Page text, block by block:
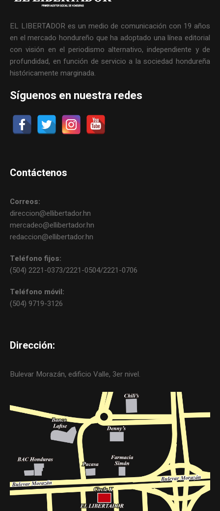
EL LIBERTADOR es un medio de comunicación con 19 años
en el mercado hondureño que ha adoptado una línea editorial
con visión en el periodismo alternativo, independiente y de
profundidad, en función de servicio a la sociedad hondureña
históricamente marginada.
Síguenos en nuestra redes
Contáctenos
Correos:
direccion@ellibertador.hn
mercadeo@ellibertador.hn
redaccion@ellibertador.hn
Teléfono fijos:
(504) 2221-0373/2221-0504/2221-0706
Teléfono móvil:
(504) 9719-3126
Dirección:
Bulevar Morazán, edificio Valle, 3er nivel.